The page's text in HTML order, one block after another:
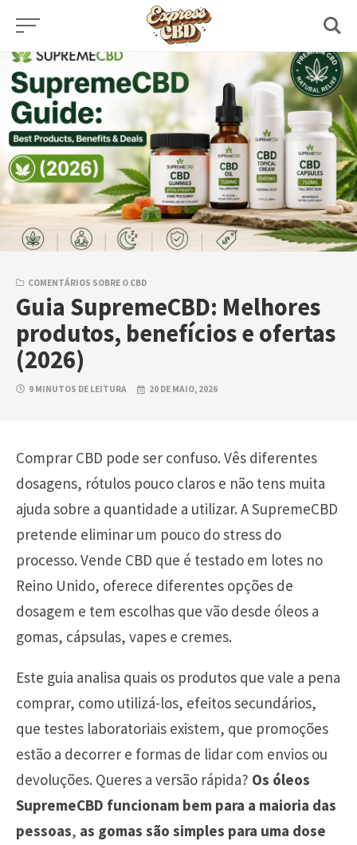
Skip
content
COMENTÁRIOS SOBRE O CBD
Guia SupremeCBD: Melhores
produtos, benefícios e ofertas
(2026)
9 MINUTOS DE LEITURA 20 DE MAIO, 2026
Comprar CBD pode ser confuso. Vês diferentes
dosagens, rótulos pouco claros e não tens muita
ajuda sobre a quantidade a utilizar. A SupremeCBD
pretende eliminar um pouco do stress do
processo. Vende CBD que é testado em lotes no
Reino Unido, oferece diferentes opções de
dosagem e tem escolhas que vão desde óleos a
gomas, cápsulas, vapes e cremes.
Este guia analisa quais os produtos que vale a pena
comprar, como utilizá-los, efeitos secundários,
que testes laboratoriais existem, que promoções
estão a decorrer e formas de lidar com envios ou
devoluções. Queres a versão rápida? Os óleos
SupremeCBD funcionam bem para a maioria das
pessoas, as gomas são simples para uma dose